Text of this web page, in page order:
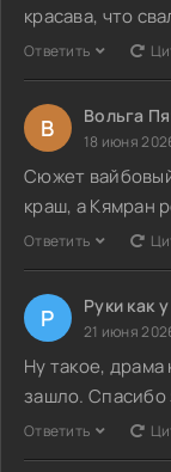
красава, что
Ответить
В Вольга
18 июня
Сюжет
краш, а Кямран
Ответить
Р Руки как
21 июня
Ну такое,
зашло. Спасибо
Ответить